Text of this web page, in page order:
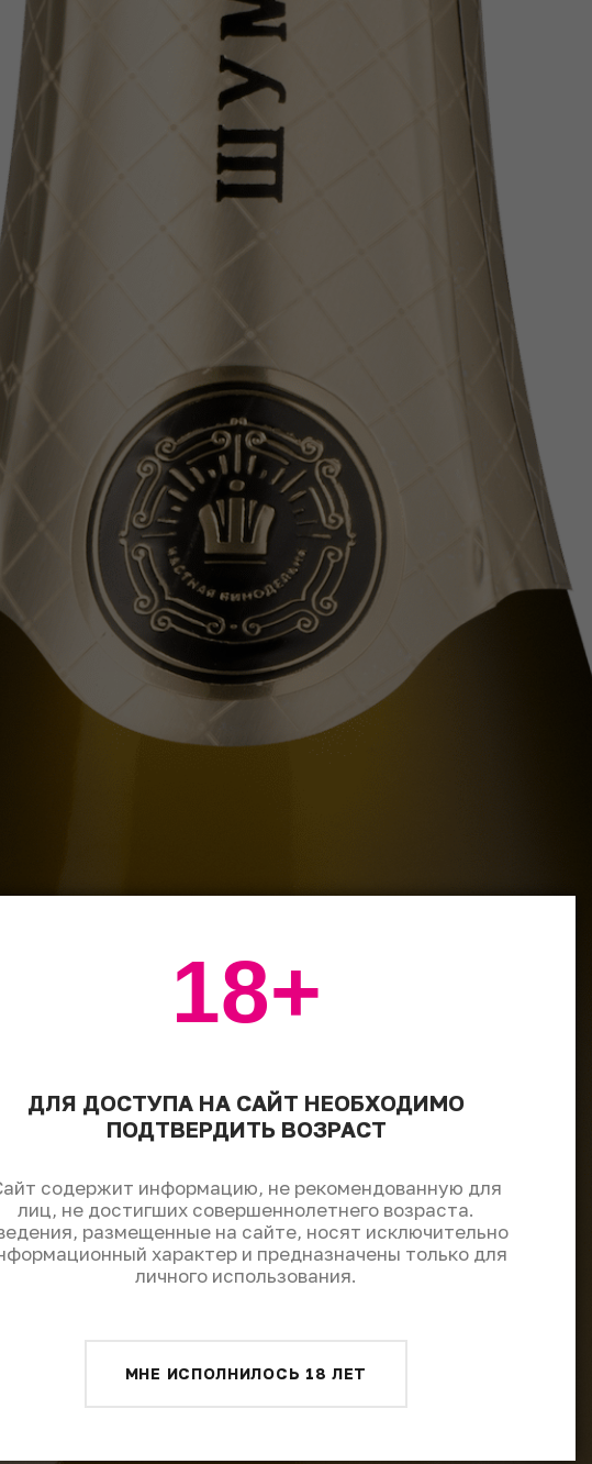
ДЛЯ ДОСТУПА НА САЙТ НЕОБХОДИМО
ПОДТВЕРДИТЬ ВОЗРАСТ
содержит информацию, не рекомендованную для
лиц, не достигших совершеннолетнего возраста.
размещенные на сайте, носят исключительно
характер и предназначены только для
личного использования.
МНЕ ИСПОЛНИЛОСЬ 18 ЛЕТ
18+